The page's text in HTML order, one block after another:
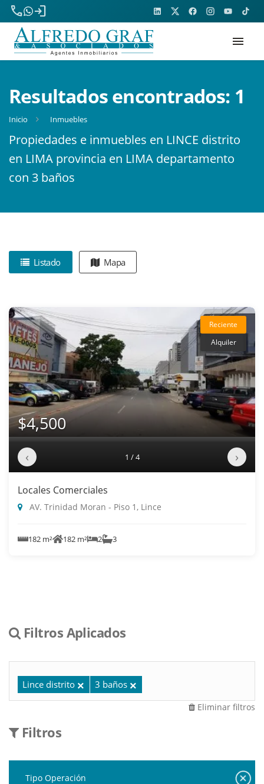
phone
login
menu
Resultados encontrados: 1
Inicio Inmuebles
Propiedades e inmuebles en LINCE distrito
en LIMA provincia en LIMA departamento
con 3 baños
Listado Mapa
Reciente
Alquiler
$4,500
‹ 1 / 4 ›
Locales Comerciales
AV. Trinidad Moran - Piso 1, Lince
182 m² 182 m² 2 3
Filtros Aplicados
Lince distrito 3 baños
Eliminar filtros
Filtros
Tipo Operación